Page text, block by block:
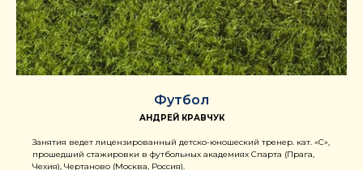
Футбол
АНДРЕЙ КРАВЧУК
Занятия ведет лицензированный детско-юношеский тренер. кат. «С»,
прошедший стажировки в футбольных академиях Спарта (Прага,
Чехия), Чертаново (Москва, Россия).